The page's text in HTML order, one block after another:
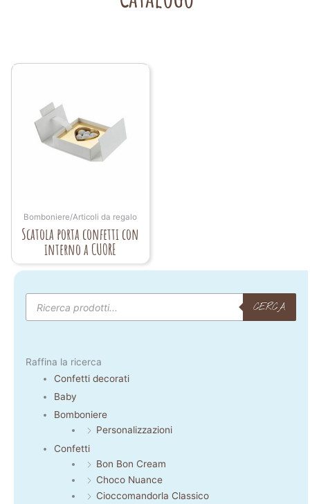
Bomboniere/Articoli da regalo
Scatola porta confetti con
interno a CUORE
Products
search
CERCA
Raffina la ricerca
Confetti decorati
Baby
Bomboniere
Personalizzazioni
Confetti
Bon Bon Cream
Choco Nuance
Cioccomandorla Classico